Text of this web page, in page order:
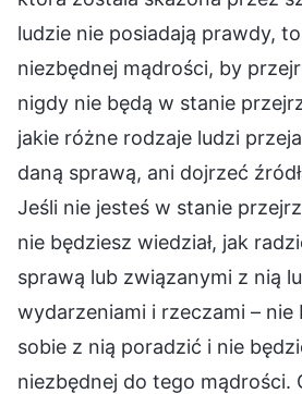
ludzie nie posiadają prawdy,
niezbędnej mądrości, by
nigdy nie będą w stanie
jakie różne rodzaje ludzi
daną sprawą, ani dojrzeć
Jeśli nie jesteś w stanie
nie będziesz wiedział, jak
sprawą lub związanymi z nią
wydarzeniami i rzeczami – nie
sobie z nią poradzić i nie
niezbędnej do tego mądrości.